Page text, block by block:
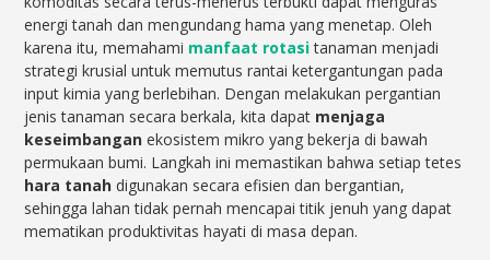
energi tanah dan mengundang hama yang menetap. Oleh
karena itu, memahami manfaat rotasitanaman menjadi
strategi krusial untuk memutus rantai ketergantungan pada
input kimia yang berlebihan. Dengan melakukan pergantian
jenis tanaman secara berkala, kita dapat menjaga
keseimbangan ekosistem mikro yang bekerja di bawah
permukaan bumi. Langkah ini memastikan bahwa setiap tetes
hara tanah digunakan secara efisien dan bergantian,
sehingga lahan tidak pernah mencapai titik jenuh yang dapat
mematikan produktivitas hayati di masa depan.